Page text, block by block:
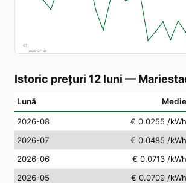
€7
2026-07-09
Istoric prețuri 12 luni —
Lună Medie
2026-08 € 0.0255 /kWh
2026-07
€ 0.0485 /kWh
2026-06
€ 0.0713 /kWh
2026-05
€ 0.0709 /kWh